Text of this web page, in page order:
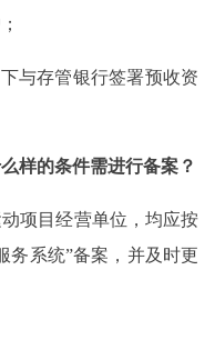
存管银行签署预收资
的条件需进行备案？
项目经营单位，均应按
务系统”备案，并及时更